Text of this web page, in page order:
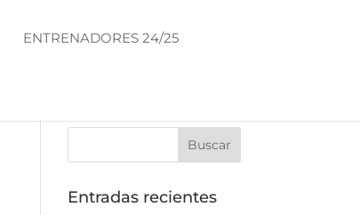
ENTRENADORES 24/25
Entradas recientes